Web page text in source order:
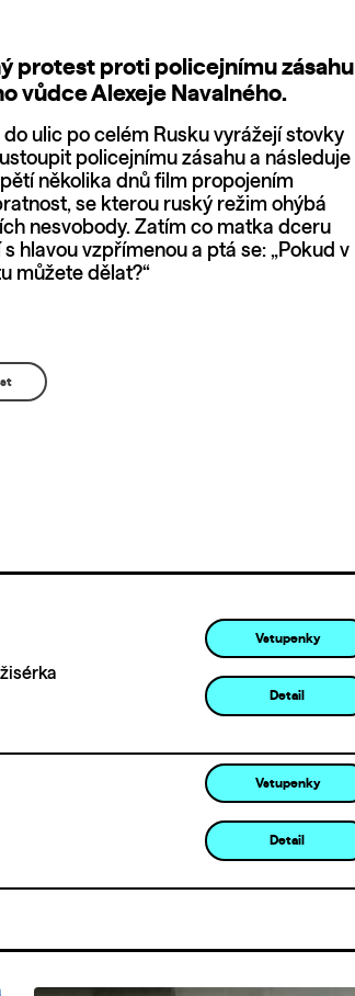
protest proti policejnímu zásahu
vůdce Alexeje Navalného.
ulic po celém Rusku vyrážejí stovky
policejnímu zásahu a následuje
několika dnů film propojením
se kterou ruský režim ohýbá
nesvobody. Zatím co matka dceru
hlavou vzpřímenou a ptá se: „Pokud v
můžete dělat?“
Vstupenky
Detail
Vstupenky
Detail